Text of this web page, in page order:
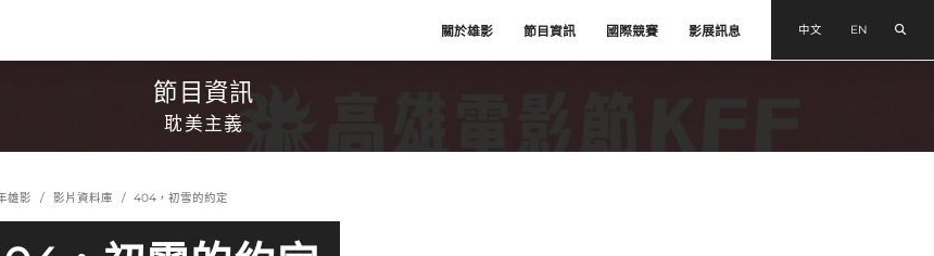
關於雄影 節目資訊 國際競賽 影展訊息 中文 EN
節目資訊
耽美主義
雄影 影片資料庫 404，初雪的約定